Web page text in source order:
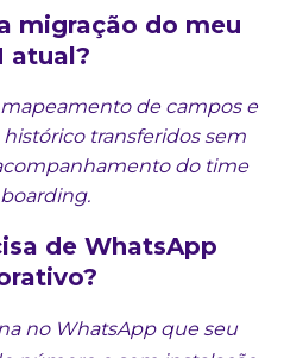
migração do meu
atual?
de campos e
histórico transferidos sem
do time
de WhatsApp
no WhatsApp que seu